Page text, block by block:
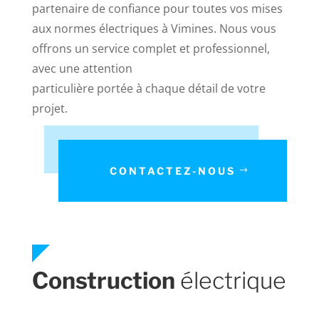
partenaire de confiance pour toutes vos mises
aux normes électriques à Vimines. Nous vous
offrons un service complet et professionnel,
avec une attention
particulière portée à chaque détail de votre
projet.
CONTACTEZ-NOUS
Construction électrique